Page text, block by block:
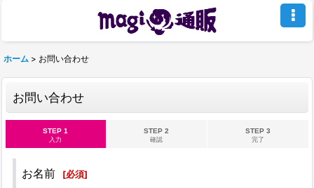
ホーム > お問い合わせ
お問い合わせ
STEP 1
入力
STEP 2
確認
STEP 3
完了
お名前 [必須]